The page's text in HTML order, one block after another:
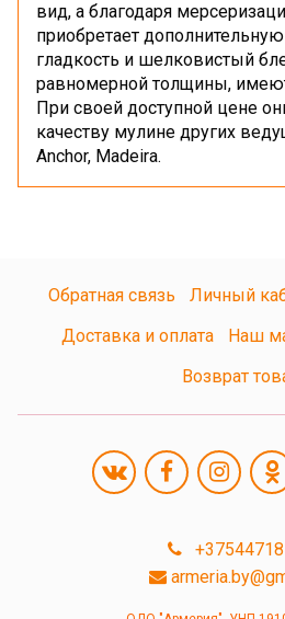
вид, а благодаря
приобретает
гладкость и шелковистый
равномерной толщины,
При своей доступной цене
качеству мулине других
Anchor, Madeira.
Обратная связь Личный
Доставка и оплата
Наш
Возврат